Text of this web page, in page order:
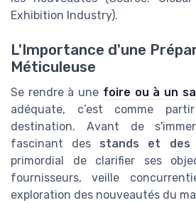
Exhibition Industry).
L'Importance d'une
Méticuleuse
Se rendre à une foire ou à un
adéquate, c’est comme
destination. Avant de
fascinant des stands et des
primordial de clarifier ses
fournisseurs, veille
exploration des nouveautés du